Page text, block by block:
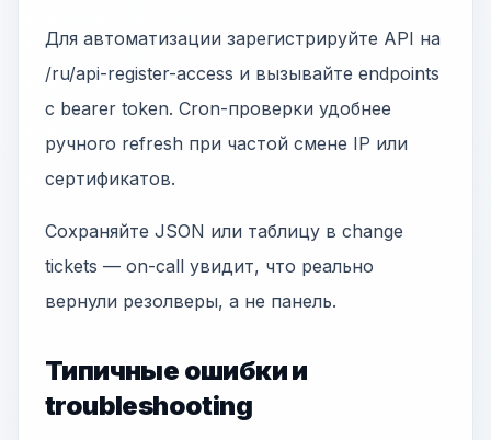
Для автоматизации зарегистрируйте API на
/ru/api-register-access и вызывайте endpoints
с bearer token. Cron-проверки удобнее
ручного refresh при частой смене IP или
сертификатов.
Сохраняйте JSON или таблицу в change
tickets — on-call увидит, что реально
вернули резолверы, а не панель.
Типичные ошибки и
troubleshooting